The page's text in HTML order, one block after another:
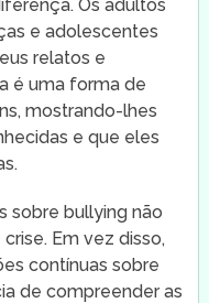
Os adultos
e adolescentes
relatos e
é uma forma de
mostrando-lhes
e que eles
sobre bullying não
Em vez disso,
contínuas sobre
de compreender as